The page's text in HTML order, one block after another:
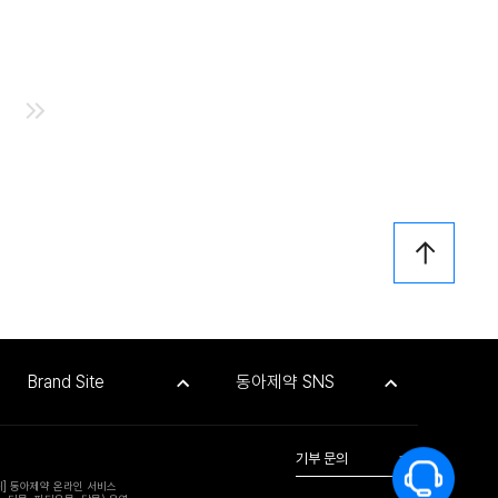
Brand Site 동아제약 SNS
] 동아제약 온라인 서비스
기부 문의